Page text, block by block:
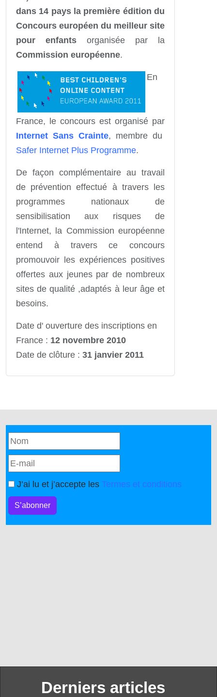
dans 14 pays la première édition du
Concours européen du meilleur site
pour enfants organisée par la
Commission européenne.
En
France, le concours est organisé par
Internet Sans Crainte, membre du
Safer Internet Plus Programme.
De façon complémentaire au travail
de prévention effectué à travers les
programmes nationaux de
sensibilisation aux risques de
l'Internet, la Commission européenne
entend à travers ce concours
promouvoir les expériences positives
offertes aux jeunes par de nombreux
sites de qualité ,adaptés à leur âge et
besoins.
Date d' ouverture des inscriptions en
France : 12 novembre 2010
Date de clôture : 31 janvier 2011
J’ai lu et j’accepte les Termes et conditions
S’abonner
Derniers articles